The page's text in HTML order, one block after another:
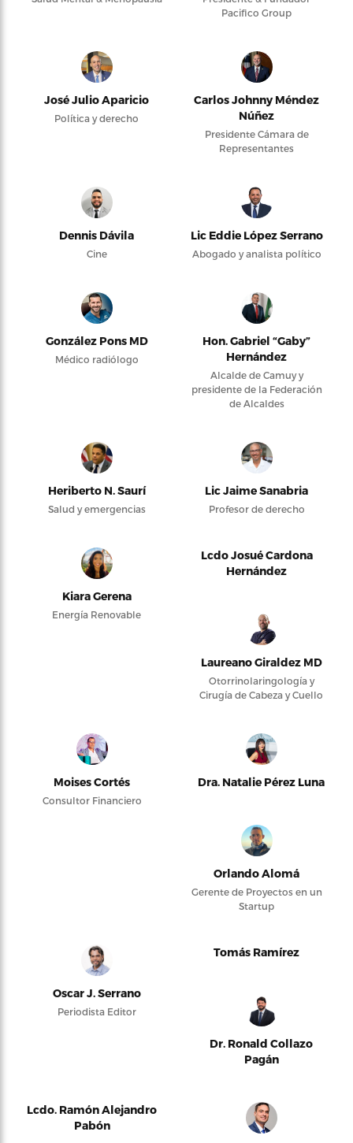
Pacifico Group
José Julio Aparicio
Política y derecho
Carlos Johnny Méndez
Núñez
Presidente Cámara de
Representantes
Dennis Dávila
Cine
Lic Eddie López Serrano
Abogado y analista político
González Pons MD
Médico radiólogo
Hon. Gabriel “Gaby”
Hernández
Alcalde de Camuy y
presidente de la Federación
de Alcaldes
Heriberto N. Saurí
Salud y emergencias
Lic Jaime Sanabria
Profesor de derecho
Kiara Gerena
Energía Renovable
Lcdo Josué Cardona
Hernández
Laureano Giraldez MD
Otorrinolaringología y
Cirugía de Cabeza y Cuello
Moises Cortés
Consultor Financiero
Dra. Natalie Pérez Luna
Orlando Alomá
Gerente de Proyectos en un
Startup
Oscar J. Serrano
Periodista Editor
Tomás Ramírez
Dr. Ronald Collazo
Pagán
Lcdo. Ramón Alejandro
Pabón